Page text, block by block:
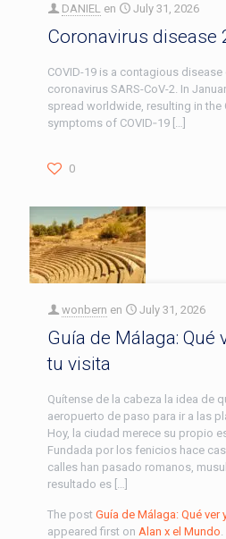
DANIEL en July 31, 2026
Coronavirus disease
COVID-19 is a contagious
coronavirus SARS-CoV-2. In
spread worldwide, resulting in the
symptoms of COVID‑19
0
wonbern en July 31, 2026
Guía de Málaga: Qué
tu visita
Quítense de la cabeza la idea de
aeropuerto de paso para ir a las
Hoy, la ciudad merece su propio
Fundada por los fenicios hace
calles han pasado romanos,
resultado es […]
The post Guía de Málaga: Qué ver
appeared first on Alan x el Mundo